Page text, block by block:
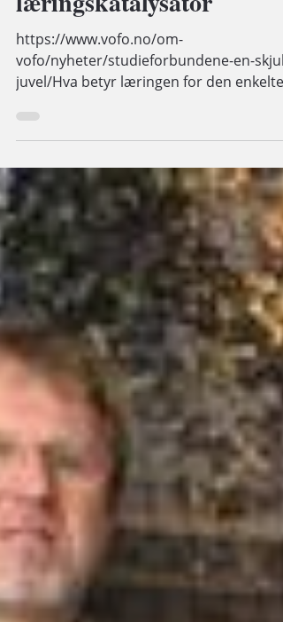
Studieforbundene som
læringskatalysator
https://www.vofo.no/om-
juvel/Hva betyr læringen for den enkelte
og samfunnet? Fafo har...